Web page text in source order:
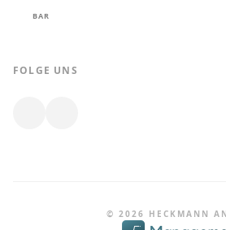
BAR
FOLGE UNS
© 2026 HECKMANN